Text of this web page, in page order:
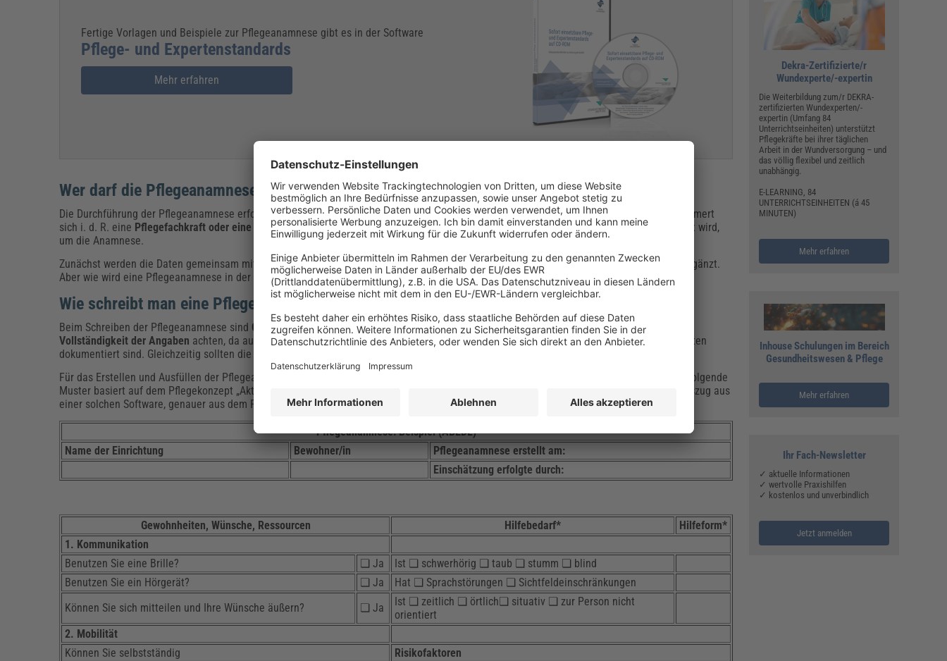
Fertige Vorlagen und Beispiele zur Pflegeanamnese gibt es in der Software
Pflege- und Expertenstandards
Mehr erfahren
Wer darf die Pflegeanamnese durchführen?
Die Durchführung der Pflegeanamnese erfordert fundierte pflegerische Kenntnisse und ein hohes Maß an Einfühlungsvermögen. Daher kümmert
sich i. d. R. eine Pflegefachkraft oder eine andere ausgebildete Person , die mit der Behandlung der Patientin bzw. des Patienten beauftragt wird,
um die Anamnese.
Zunächst werden die Daten gemeinsam mit den Betroffenen erhoben und anschließend durch diefachliche Einschätzungder Pflegekraft ergänzt.
Aber wie wird eine Pflegeanamnese in der Praxis durchgeführt?
Wie schreibt man eine Pflegeanamnese? – Beispiel
Beim Schreiben der Pflegeanamnese sind Genauigkeit und Sorgfaltentscheidend. Insbesondere die zuständige Pflegekraft sollte auf die
Vollständigkeit der Angaben achten, da auch ihre anschließende fachliche Beurteilung davon abhängt, dass alle relevanten Gesundheitsdaten
dokumentiert sind. Gleichzeitig sollten die Daten
Für das Erstellen und Ausfüllen der Pflegeanamnese können Pflegekräfte auf spezielle
zurückgreifen. Das folgende
Muster basiert auf dem Pflegekonzept „Aktivitäten, soziale Beziehungen und existentielle Erfahrungen des Lebens“ (ABEDL) und ist ein Auszug aus
einer solchen Software, genauer aus dem Programm „Pflege- und Expertenstandards auf CD-ROM“.
Pflegeanamnese: Beispiel (ABEDL)
Name der Einrichtung
Bewohner/in
Pflegeanamnese erstellt am:
Einschätzung erfolgte durch:
Gewohnheiten, Wünsche, Ressourcen Hilfebedarf*
Hilfeform*
1. Kommunikation
Benutzen Sie eine Brille?
❏ Ja
Ist ❏ schwerhörig ❏ taub ❏ stumm ❏ blind
Benutzen Sie ein Hörgerät?
❏ Ja
Hat ❏ Sprachstörungen ❏ Sichtfeldeinschränkungen
Können Sie sich mitteilen und Ihre Wünsche äußern?
❏ Ja
Ist ❏ zeitlich ❏ örtlich❏ situativ ❏ zur Person nicht
orientiert
2. Mobilität
Können Sie selbstständig
Risikofaktoren
Dekra-Zertifizierte/r
Wundexperte/-expertin
Die Weiterbildung zum/r DEKRA-
zertifizierten Wundexperten/-
expertin (Umfang 84
Unterrichtseinheiten) unterstützt
Pflegekräfte bei ihrer täglichen
Arbeit in der Wundversorgung – und
das völlig flexibel und zeitlich
unabhängig.
E-LEARNING, 84
UNTERRICHTSEINHEITEN (á 45
MINUTEN)
Mehr erfahren
Inhouse Schulungen im Bereich
Gesundheitswesen & Pflege
Mehr erfahren
Ihr Fach-Newsletter
✓ aktuelle Informationen
✓ wertvolle Praxishilfen
✓ kostenlos und unverbindlich
Jetzt anmelden